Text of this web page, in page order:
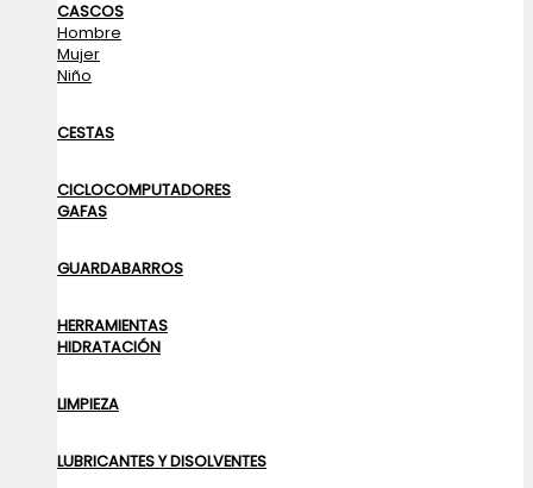
CASCOS
Hombre
Mujer
Niño
CESTAS
CICLOCOMPUTADORES
GAFAS
GUARDABARROS
HERRAMIENTAS
HIDRATACIÓN
LIMPIEZA
LUBRICANTES Y DISOLVENTES